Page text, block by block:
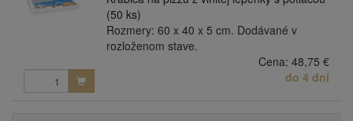
(50 ks)
Rozmery: 60 x 40 x 5 cm. Dodávané v
rozloženom stave.
Cena: 48,75 €
do 4 dní